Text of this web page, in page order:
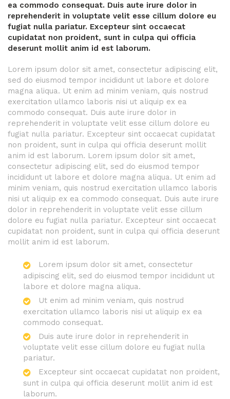
ea commodo consequat. Duis aute irure dolor in
reprehenderit in voluptate velit esse cillum dolore eu
fugiat nulla pariatur. Excepteur sint occaecat
cupidatat non proident, sunt in culpa qui officia
deserunt mollit anim id est laborum.
Lorem ipsum dolor sit amet, consectetur adipiscing elit,
sed do eiusmod tempor incididunt ut labore et dolore
magna aliqua. Ut enim ad minim veniam, quis nostrud
exercitation ullamco laboris nisi ut aliquip ex ea
commodo consequat. Duis aute irure dolor in
reprehenderit in voluptate velit esse cillum dolore eu
fugiat nulla pariatur. Excepteur sint occaecat cupidatat
non proident, sunt in culpa qui officia deserunt mollit
anim id est laborum. Lorem ipsum dolor sit amet,
consectetur adipiscing elit, sed do eiusmod tempor
incididunt ut labore et dolore magna aliqua. Ut enim ad
minim veniam, quis nostrud exercitation ullamco laboris
nisi ut aliquip ex ea commodo consequat. Duis aute irure
dolor in reprehenderit in voluptate velit esse cillum
dolore eu fugiat nulla pariatur. Excepteur sint occaecat
cupidatat non proident, sunt in culpa qui officia deserunt
mollit anim id est laborum.
Lorem ipsum dolor sit amet, consectetur
adipiscing elit, sed do eiusmod tempor incididunt ut
labore et dolore magna aliqua.
Ut enim ad minim veniam, quis nostrud
exercitation ullamco laboris nisi ut aliquip ex ea
commodo consequat.
Duis aute irure dolor in reprehenderit in
voluptate velit esse cillum dolore eu fugiat nulla
pariatur.
Excepteur sint occaecat cupidatat non proident,
sunt in culpa qui officia deserunt mollit anim id est
laborum.